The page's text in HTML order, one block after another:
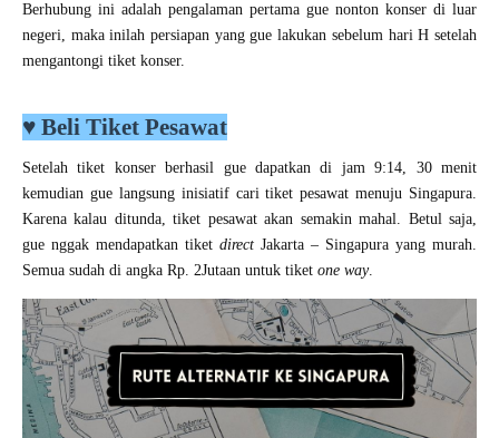
Berhubung ini adalah pengalaman pertama gue nonton konser di luar
negeri, maka inilah persiapan yang gue lakukan sebelum hari H setelah
mengantongi tiket konser.
♥ Beli Tiket Pesawat
Setelah tiket konser berhasil gue dapatkan di jam 9:14, 30 menit
kemudian gue langsung inisiatif cari tiket pesawat menuju Singapura.
Karena kalau ditunda, tiket pesawat akan semakin mahal. Betul saja,
gue nggak mendapatkan tiket direct Jakarta – Singapura yang murah.
Semua sudah di angka Rp. 2Jutaan untuk tiket one way.